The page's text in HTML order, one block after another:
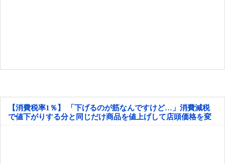
【消費税率1％】 「下げるのが筋なんですけど…」消費減税
で値下がりする分と同じだけ商品を値上げして店頭価格を変
えない店も